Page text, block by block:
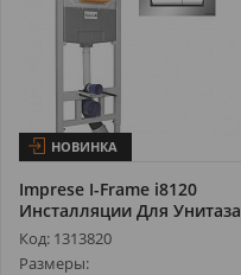
НОВИНКА
Imprese I-Frame i8120
Инсталляции Для Унитаза
3В1 (И...
Код: 1313820
Размеры: